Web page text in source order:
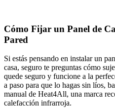
Cómo Fijar un Panel de
Pared
Si estás pensando en instalar un
casa, seguro te preguntas cómo
quede seguro y funcione a la
a paso para que lo hagas sin líos,
manual de Heat4All, una marca
calefacción infrarroja.